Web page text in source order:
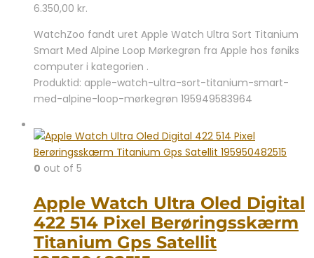
6.350,00 kr.
WatchZoo fandt uret Apple Watch Ultra Sort Titanium
Smart Med Alpine Loop Mørkegrøn fra Apple hos føniks
computer i kategorien .
Produktid: apple-watch-ultra-sort-titanium-smart-
med-alpine-loop-mørkegrøn 195949583964
0 out of 5
Apple Watch Ultra Oled Digital
422 514 Pixel Berøringsskærm
Titanium Gps Satellit